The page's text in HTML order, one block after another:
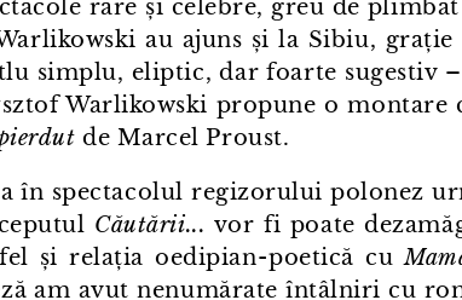
rare și celebre, greu de
au ajuns și la Sibiu,
simplu, eliptic, dar foarte sugestiv
Warlikowski propune o montare
de Marcel Proust.
în spectacolul regizorului polonez
Căutării... vor fi poate
și relația oedipian⁠-⁠poetică cu
am avut nenumărate întâlniri cu